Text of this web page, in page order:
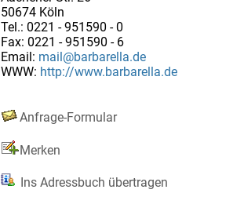
50674 Köln
Tel.: 0221 - 951590 - 0
Fax: 0221 - 951590 - 6
Email: mail@barbarella.de
WWW: http://www.barbarella.de
Anfrage-Formular
Merken
Ins Adressbuch übertragen